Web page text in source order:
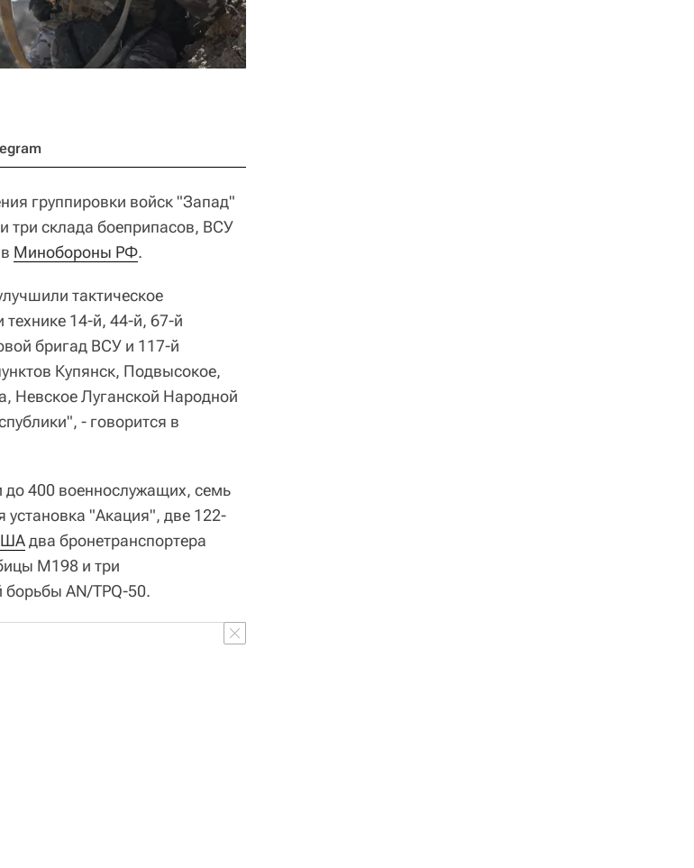
группировки войск "Запад"
три склада боеприпасов, ВСУ
Минобороны РФ.
тактическое
14-й, 44-й, 67-й
бригад ВСУ и 117-й
Купянск, Подвысокое,
Невское Луганской Народной
- говорится в
400 военнослужащих, семь
"Акация", две 122-
два бронетранспортера
М198 и три
борьбы AN/TPQ-50.